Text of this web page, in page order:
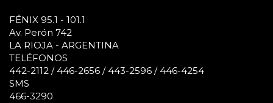
FÉNIX 95.1 - 101.1
Av. Perón 742
LA RIOJA - ARGENTINA
TELÉFONOS
442-2112 / 446-2656 / 443-2596 / 446-4254
SMS
466-3290